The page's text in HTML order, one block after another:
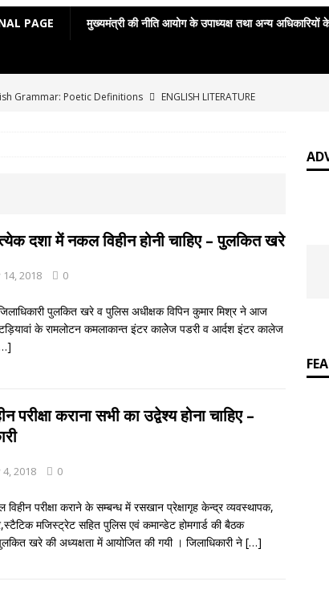
PAGE मुख्यमंत्री की नीति आयोग के उपाध्यक्ष तथा अन्य
Grammar: Poetic Definitions
ENGLISH LITERATURE
‘बेईमान’ की!
आपकी बात : THINKING MATTER
दशा में नकल विहीन होनी चाहिए – पुलकित खरे
2018 0
पुलकित खरे व पुलिस अधीक्षक विपिन कुमार मिश्र ने आज
के रामलोटन कमलाकान्त इंटर कालेेज पडरी व आर्दश इंटर कालेज
परीक्षा कराना सभी का उद्वेश्य होना चाहिए –
2018 0
परीक्षा कराने के सम्बन्ध में रसखान प्रेक्षागृह केन्द्र व्यवस्थापक,
मजिस्ट्रेट सहित पुलिस एवं कमान्डेट होमगार्ड की बैठक
खरे की अध्यक्षता में आयोजित की गयी । जिलाधिकारी ने […]